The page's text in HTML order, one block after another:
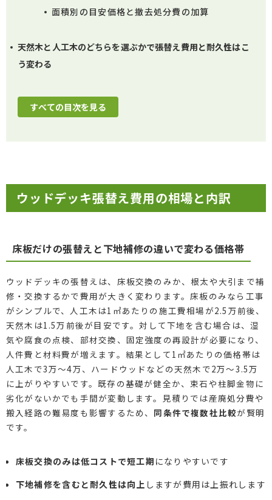
面積別の目安価格と撤去処分費の加算
天然木と人工木のどちらを選ぶかで張替え費用と耐久性はこ
う変わる
すべての目次を見る
ウッドデッキ張替え費用の相場と内訳
床板だけの張替えと下地補修の違いで変わる価格帯
ウッドデッキの張替えは、床板交換のみか、根太や大引まで補
修・交換するかで費用が大きく変わります。床板のみなら工事
がシンプルで、人工木は1㎡あたりの施工費相場が2.5万前後、
天然木は1.5万前後が目安です。対して下地を含む場合は、湿
気や腐食の点検、部材交換、固定強度の再設計が必要になり、
人件費と材料費が増えます。結果として1㎡あたりの価格帯は
人工木で3万〜4万、ハードウッドなどの天然木で2万〜3.5万
に上がりやすいです。既存の基礎が健全か、束石や柱脚金物に
劣化がないかでも手間が変動します。見積りでは産廃処分費や
搬入経路の難易度も影響するため、 同条件で複数社比較が賢明
です。
床板交換のみは低コストで短工期 になりやすいです
下地補修を含むと耐久性は向上 しますが費用は上振れします